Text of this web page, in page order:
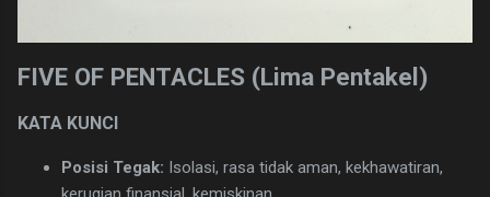
FIVE OF PENTACLES (Lima Pentakel)
KATA KUNCI
Posisi Tegak: Isolasi, rasa tidak aman, kekhawatiran,